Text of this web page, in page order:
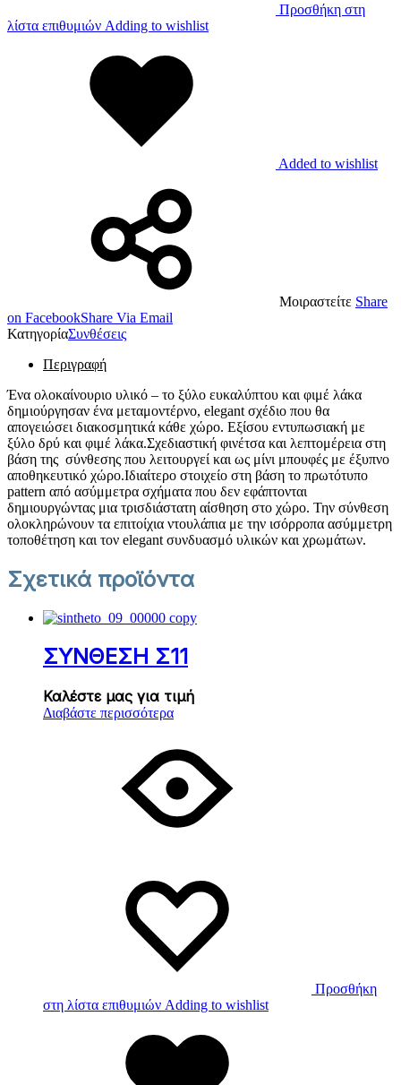
Προσθήκη στη
λίστα επιθυμιών Adding to wishlist
Added to wishlist
Μοιραστείτε Share
on FacebookShare Via Email
ΚατηγορίαΣυνθέσεις
Περιγραφή
Ένα ολοκαίνουριο υλικό – το ξύλο ευκαλύπτου και φιμέ λάκα
δημιούργησαν ένα μεταμοντέρνο, elegant σχέδιο που θα
απογειώσει διακοσμητικά κάθε χώρο. Εξίσου εντυπωσιακή με
ξύλο δρύ και φιμέ λάκα.Σχεδιαστική φινέτσα και λεπτομέρεια στη
βάση της σύνθεσης που λειτουργεί και ως μίνι μπουφές με έξυπνο
αποθηκευτικό χώρο.Ιδιαίτερο στοιχείο στη βάση το πρωτότυπο
pattern από ασύμμετρα σχήματα που δεν εφάπτονται
δημιουργώντας μια τρισδιάστατη αίσθηση στο χώρο. Την σύνθεση
ολοκληρώνουν τα επιτοίχια ντουλάπια με την ισόρροπα ασύμμετρη
τοποθέτηση και τον elegant συνδυασμό υλικών και χρωμάτων.
Σχετικά προϊόντα
ΣΥΝΘΕΣΗ Σ11
Καλέστε μας για τιμή
Διαβάστε περισσότερα
Προσθήκη
στη λίστα επιθυμιών Adding to wishlist